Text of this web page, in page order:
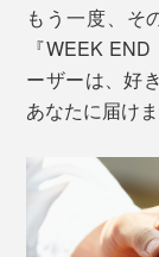
もう一度、そ
『WEEK
ーザーは、好
あなたに届けま